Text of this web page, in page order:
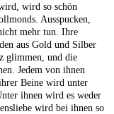
wird so schön
Ausspucken,
mehr tun. Ihre
aus Gold und Silber
glimmen, und die
Jedem von ihnen
Beine wird unter
ihnen wird es weder
wird bei ihnen so